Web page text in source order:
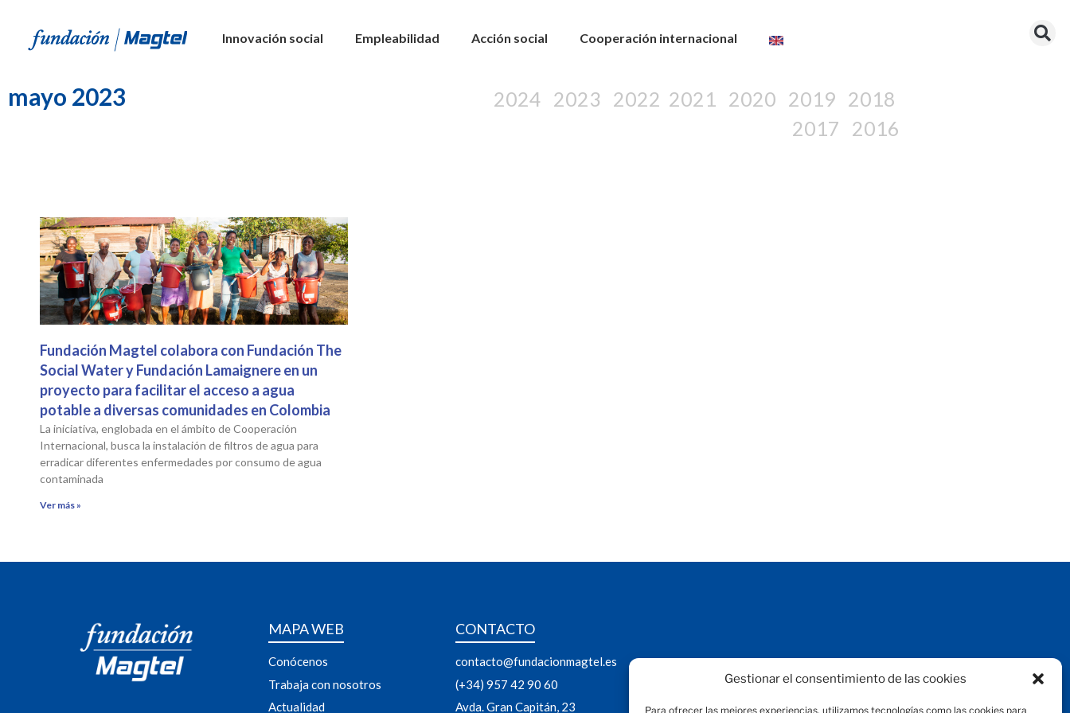
Gestionar el consentimiento de las cookies
Para ofrecer las mejores experiencias, utilizamos tecnologías como las cookies para
Innovación social Empleabilidad Acción social Cooperación internacional
mayo 2023 2024 2023 2022 2021 2020 2019 2018
2017 2016
Fundación Magtel colabora con Fundación The
Social Water y Fundación Lamaignere en un
proyecto para facilitar el acceso a agua
potable a diversas comunidades en Colombia
La iniciativa, englobada en el ámbito de Cooperación
Internacional, busca la instalación de filtros de agua para
erradicar diferentes enfermedades por consumo de agua
contaminada
Ver más »
MAPA WEB
Conócenos
Trabaja con nosotros
Actualidad
CONTACTO
contacto@fundacionmagtel.es
(+34) 957 42 90 60
Avda. Gran Capitán, 23
Aviso legal
Protección de datos